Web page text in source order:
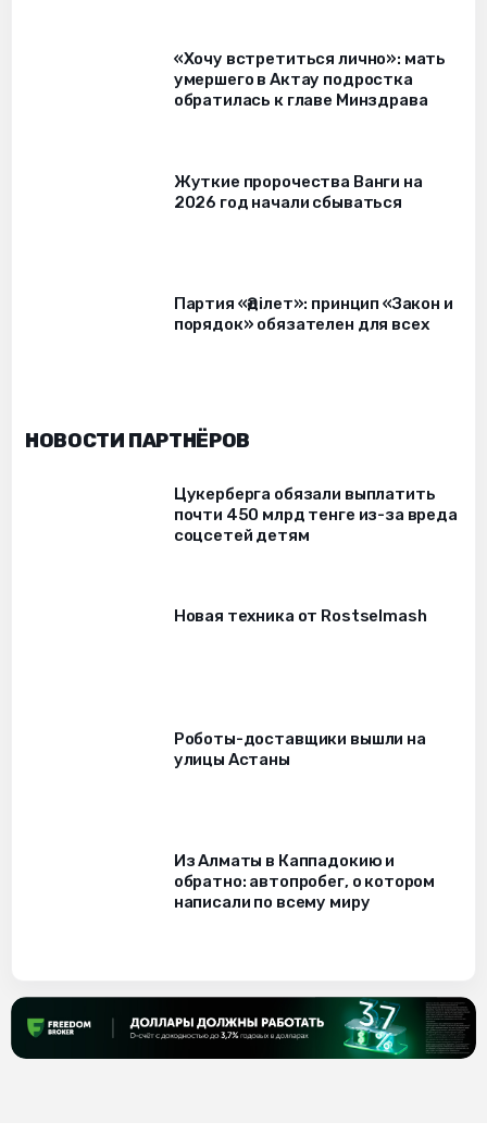
«Хочу встретиться лично»: мать
умершего в Актау подростка
обратилась к главе Минздрава
Жуткие пророчества Ванги на
2026 год начали сбываться
Партия «Әділет»: принцип «Закон и
порядок» обязателен для всех
НОВОСТИ ПАРТНЁРОВ
Цукерберга обязали выплатить
почти 450 млрд тенге из-за вреда
соцсетей детям
Новая техника от Rostselmash
Роботы-доставщики вышли на
улицы Астаны
Из Алматы в Каппадокию и
обратно: автопробег, о котором
написали по всему миру